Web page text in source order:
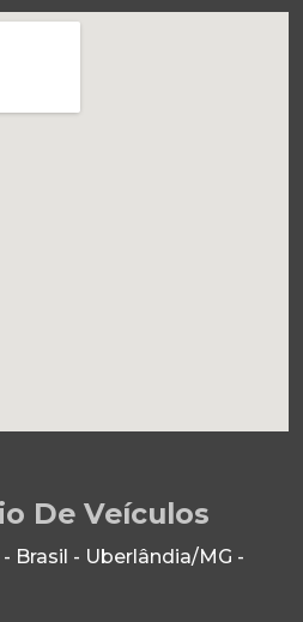
De Veículos
Brasil - Uberlândia/MG -